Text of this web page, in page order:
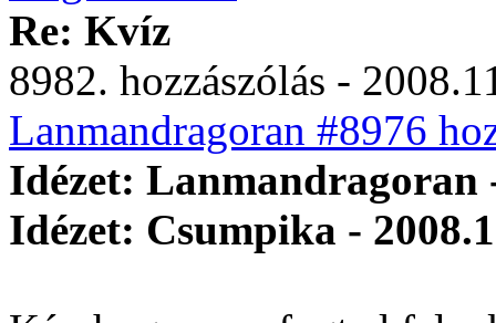
Re: Kvíz
8982. hozzászólás -
Lanmandragoran #8976
Idézet: Lanmandragoran
Idézet: Csumpika -